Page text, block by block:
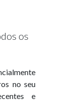
os
no seu
e